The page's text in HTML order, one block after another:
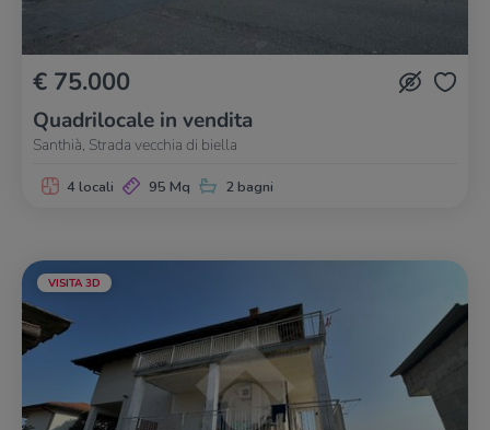
€ 75.000
Quadrilocale in vendita
Santhià, Strada vecchia di biella
4 locali 95 Mq 2 bagni
VISITA 3D